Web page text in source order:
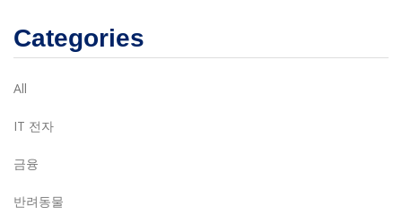
Categories
All
IT 전자
금융
반려동물